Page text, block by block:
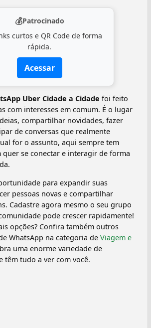
💰Patrocinado
curtos e QR Code de forma
rápida.
Acessar
Uber Cidade a Cidade foi feito
com interesses em comum. É o lugar
compartilhar novidades, fazer
de conversas que realmente
for o assunto, aqui sempre tem
quer se conectar e interagir de forma
para expandir suas
pessoas novas e compartilhar
Cadastre agora mesmo o seu grupo
pode crescer rapidamente!
opções? Confira também outros
WhatsApp na categoria de Viagem e
uma enorme variedade de
têm tudo a ver com você.